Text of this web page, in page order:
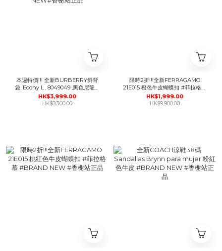
本週特價!!! 全新BURBERRY斜背
袋, Econy L , 8049049 ,黑色尼龍銀
扣,巴寶莉單肩包 #BRAND NEW#
香榭站正品
HK$3,999.00
HK$8,300.00
限時2折!!!全新FERRAGAMO
21E015 橙色牛皮蝴蝶扣 #菲拉格慕
#BRAND NEW #香榭站正品
HK$1,999.00
HK$9,900.00